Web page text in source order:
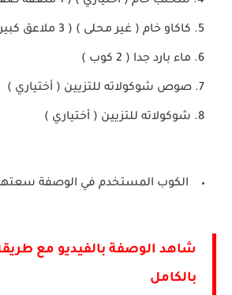
كاكاو خام ( غير محلى ) ( 3 ملاعق كبيرة )
ماء بارد جدا ( 2 كوب )
صوص شوكولاته للتزيين ( أختياري )
شوكولاته للتزيين ( أختياري )
الكوب المستخدم في الوصفة سعتها 200
شاهد الوصفة بالفيديو مع
بالكامل